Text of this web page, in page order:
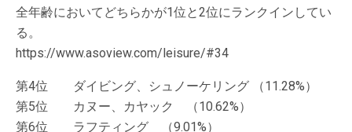
全年齢においてどちらかが1位と2位にランクインしてい
る。
https://www.asoview.com/leisure/#34
第4位 ダイビング、シュノーケリング （11.28%）
第5位 カヌー、カヤック （10.62%）
第6位 ラフティング （9.01%）